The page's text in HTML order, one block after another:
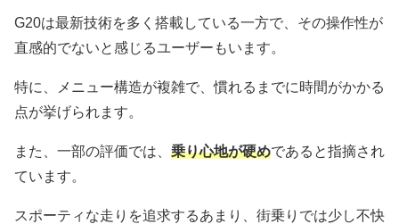
G20は最新技術を多く搭載している一方で、その操作性が
直感的でないと感じるユーザーもいます。
特に、メニュー構造が複雑で、慣れるまでに時間がかかる
点が挙げられます。
また、一部の評価では、 乗り心地が硬めであると指摘され
ています。
スポーティな走りを追求するあまり、街乗りでは少し不快